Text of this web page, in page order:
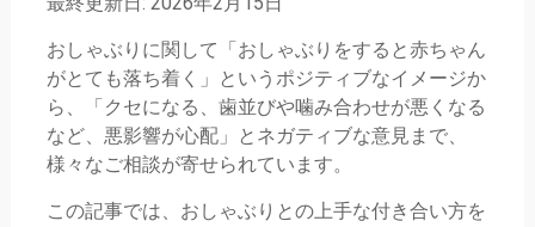
おしゃぶりに関して「おしゃぶりをすると赤ちゃん
がとても落ち着く」というポジティブなイメージか
ら、「クセになる、歯並びや噛み合わせが悪くなる
など、悪影響が心配」とネガティブな意見まで、
様々なご相談が寄せられています。
この記事では、おしゃぶりとの上手な付き合い方を